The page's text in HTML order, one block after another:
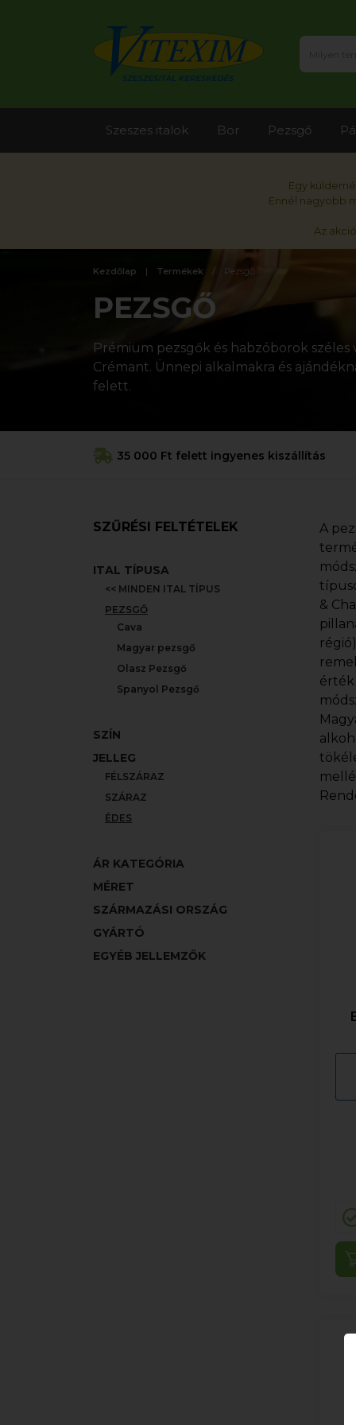
Egy
Ennél nagyobb
Az
Szeszes italok Bor Pezsgő
Kezdőlap Termékek Pezsgő
PEZSGŐ
Prémium pezsgők és habzóborok széles
Crémant. Ünnepi alkalmakra és
felett.
35 000 Ft felett ingyenes kiszállítás
SZŰRÉSI FELTÉTELEK
ITAL TÍPUSA
<< MINDEN ITAL TÍPUS
PEZSGŐ
Cava
Magyar pezsgő
Olasz Pezsgő
Spanyol Pezsgő
SZÍN
JELLEG
FÉLSZÁRAZ
SZÁRAZ
ÉDES
ÁR KATEGÓRIA
MÉRET
SZÁRMAZÁSI ORSZÁG
GYÁRTÓ
EGYÉB JELLEMZŐK
A
&
érték